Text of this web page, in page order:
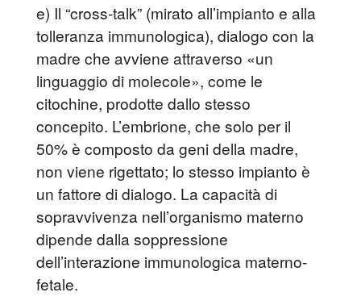
e) Il “cross-talk” (mirato all’impianto e alla
tolleranza immunologica), dialogo con la
madre che avviene attraverso «un
linguaggio di molecole», come le
citochine, prodotte dallo stesso
concepito. L’embrione, che solo per il
50% è composto da geni della madre,
non viene rigettato; lo stesso impianto è
un fattore di dialogo. La capacità di
sopravvivenza nell’organismo materno
dipende dalla soppressione
dell’interazione immunologica materno-
fetale.